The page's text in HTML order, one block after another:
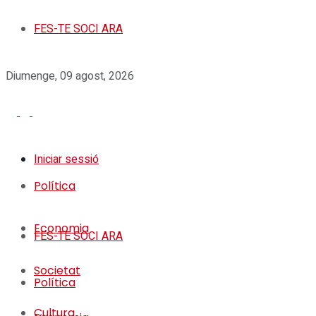
FES-TE SOCI ARA
Diumenge, 09 agost, 2026
Iniciar sessió
Política
Economia
Societat
FES-TE SOCI ARA
Política